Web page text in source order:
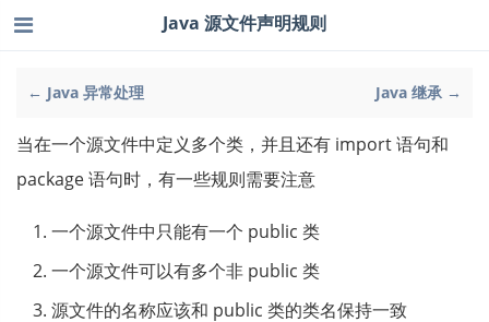
← Java 异常处理 Java 继承 →
Java 源文件声明规则
当在一个源文件中定义多个类，并且还有 import 语句和
package 语句时，有一些规则需要注意
一个源文件中只能有一个 public 类
一个源文件可以有多个非 public 类
源文件的名称应该和 public 类的类名保持一致